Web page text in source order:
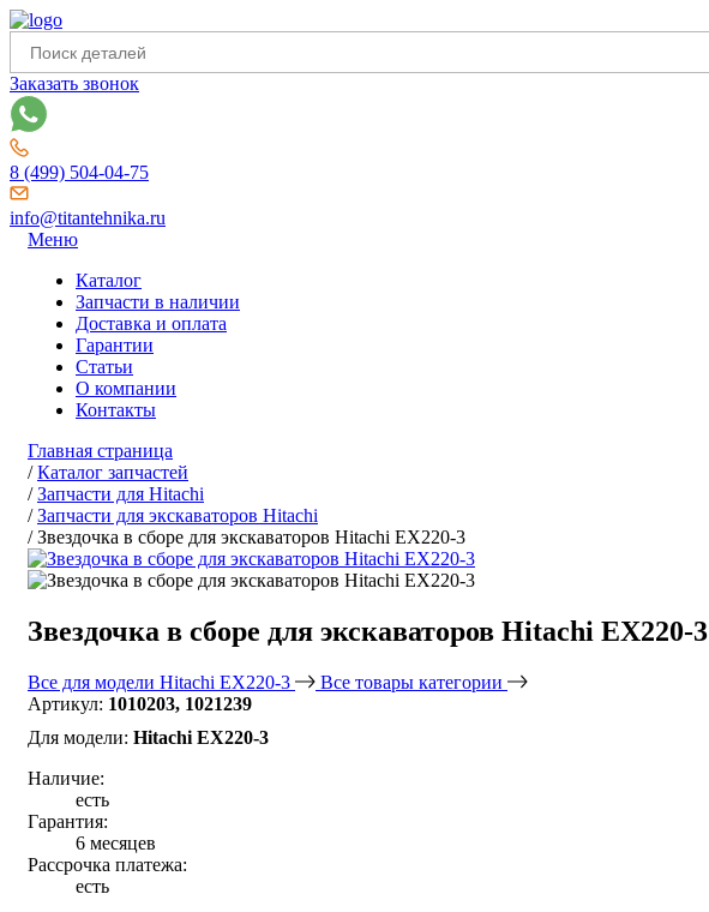
Заказать звонок
8 (499) 504-04-75
info@titantehnika.ru
Меню
Каталог
Запчасти в наличии
Доставка и оплата
Гарантии
Статьи
О компании
Контакты
Главная страница
/Каталог запчастей
/Запчасти для Hitachi
/Запчасти для экскаваторов Hitachi
/Звездочка в сборе для экскаваторов Hitachi EX220-3
Звездочка в сборе для экскаваторов Hitachi EX220-3
Все для модели Hitachi EX220-3
Все товары категории
Артикул: 1010203, 1021239
Для модели: Hitachi EX220-3
Наличие:
есть
Гарантия:
6 месяцев
Рассрочка платежа:
есть